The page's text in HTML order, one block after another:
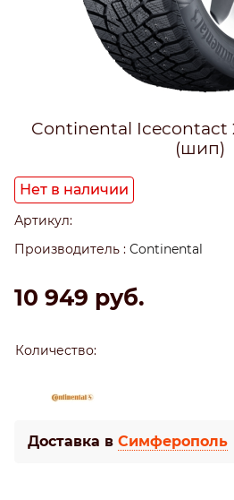
Continental Icecontact
(шип)
Нет в наличии
Артикул:
Производитель : Continental
10 949 руб.
Количество:
Доставка в Симферополь